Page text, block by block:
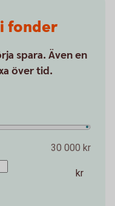
fonder
spara. Även en
över tid.
30 000 kr
kr